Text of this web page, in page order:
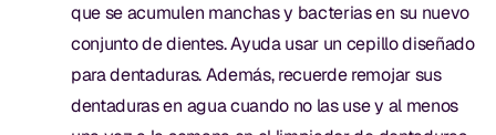
que se acumulen manchas y bacterias en su nuevo
conjunto de dientes. Ayuda usar un cepillo diseñado
para dentaduras. Además, recuerde remojar sus
dentaduras en agua cuando no las use y al menos